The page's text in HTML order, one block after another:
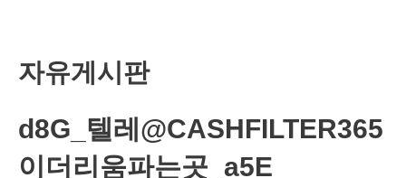
자유게시판
d8G_텔레@CASHFILTER365
이더리움파는곳_a5E